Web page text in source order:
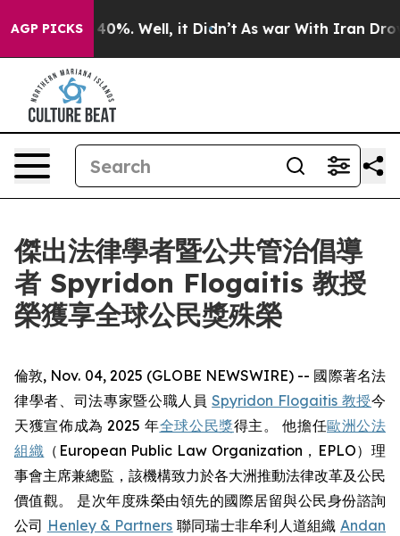
AGP PICKS40%. Well, it Didn’t As war With Iran Drove
傑出法律學者暨公共管治倡導
者 Spyridon Flogaitis 教授
榮獲享全球公民獎殊榮
倫敦, Nov. 04, 2025 (GLOBE NEWSWIRE) -- 國際著名法
律學者、司法專家暨公職人員Spyridon Flogaitis 教授今
天獲宣佈成為 2025 年全球公民獎得主。 他擔任歐洲公法
組織 （European Public Law Organization，EPLO）理
事會主席兼總監，該機構致力於各大洲推動法律改革及公民
價值觀。 是次年度殊榮由領先的國際居留與公民身份諮詢
公司 Henley & Partners 聯同瑞士非牟利人道組織Andan